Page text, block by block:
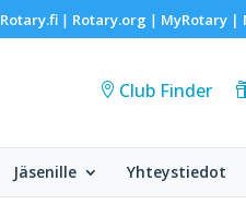
Rotary.fi| Rotary.org | MyRotary |
Club Finder
Jäsenille Yhteystiedot